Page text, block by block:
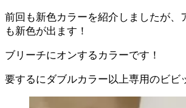
前回も新色カラーを紹介しましたが、
も新色が出ます！
ブリーチにオンするカラーです！
要するにダブルカラー以上専用のビビ